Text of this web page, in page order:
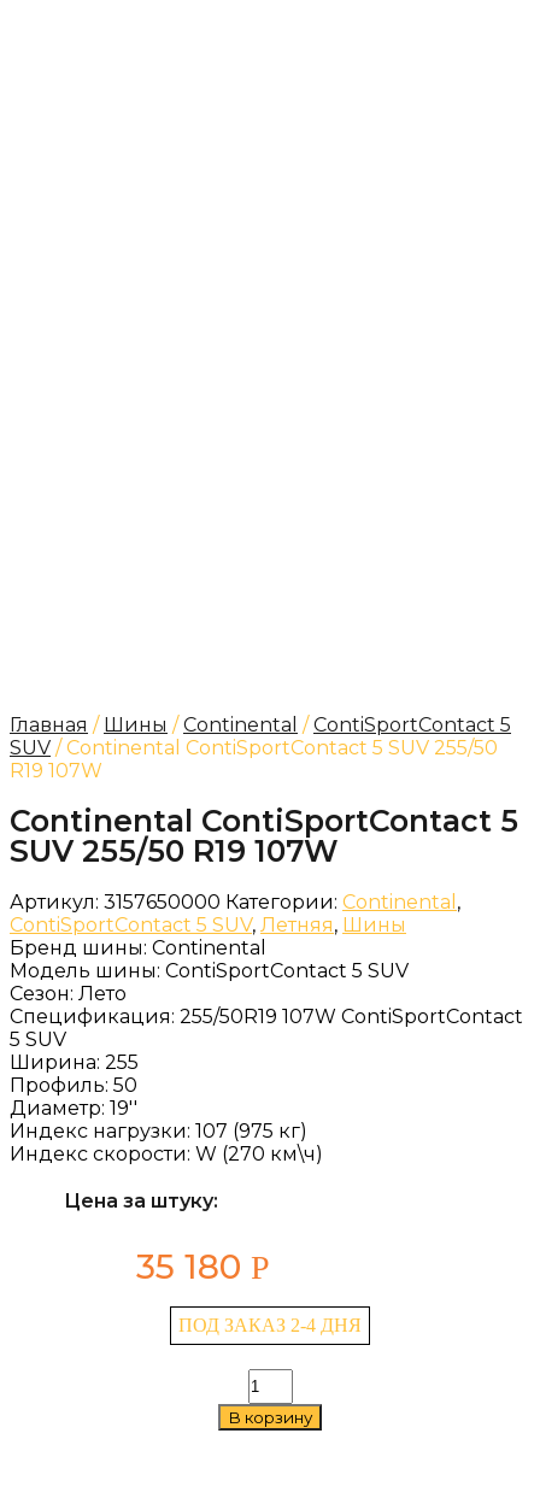
Главная / Шины /Continental /ContiSportContact 5
SUV / Continental ContiSportContact 5 SUV 255/50
R19 107W
Continental ContiSportContact 5
SUV 255/50 R19 107W
Артикул: 3157650000 Категории: Continental ,
ContiSportContact 5 SUV, Летняя, Шины
Бренд шины: Continental
Модель шины: ContiSportContact 5 SUV
Сезон: Лето
Спецификация: 255/50R19 107W ContiSportContact
5 SUV
Ширина: 255
Профиль: 50
Диаметр: 19''
Индекс нагрузки: 107 (975 кг)
Индекс скорости: W (270 км\ч)
Цена за штуку:
35 180 Р
ПОД ЗАКАЗ 2-4 ДНЯ
Количество
товара
Continental
В корзину